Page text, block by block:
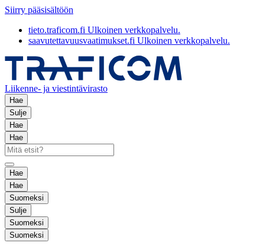
Siirry pääsisältöön
tieto.traficom.fi Ulkoinen verkkopalvelu.
saavutettavuusvaatimukset.fi Ulkoinen verkkopalvelu.
Liikenne- ja viestintävirasto
Hae
Sulje
Hae
Hae
Hae
Hae
Suomeksi
Sulje
Suomeksi
Suomeksi